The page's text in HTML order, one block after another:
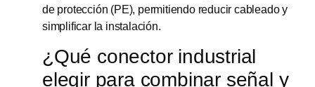
de protección (PE), permitiendo reducir cableado y
simplificar la instalación.
¿Qué conector industrial
elegir para combinar señal y